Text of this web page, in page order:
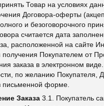
Товар на условиях
Договора-оферты
и безоговорочного
считается дата
расположенной на сайте
получения Покупателем от
заказа в электронном
по желанию Покупателя,
форме.
Заказа 3.1. Покупатель